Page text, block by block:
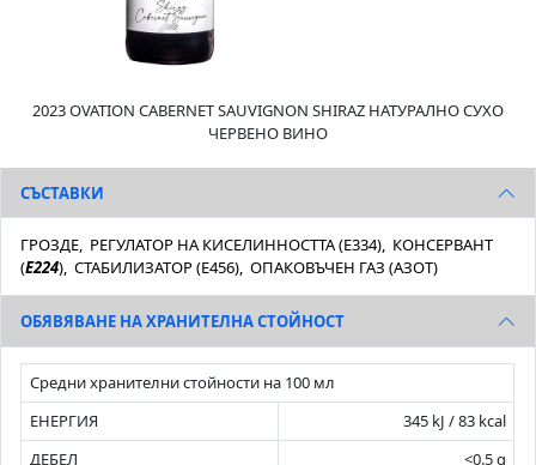
2023 OVATION CABERNET SAUVIGNON SHIRAZ НАТУРАЛНО СУХО
ЧЕРВЕНО ВИНО
СЪСТАВКИ
ГРОЗДЕ, РЕГУЛАТОР НА КИСЕЛИННОСТТА (E334), КОНСЕРВАНТ
(E224), СТАБИЛИЗАТОР (E456), ОПАКОВЪЧЕН ГАЗ (АЗОТ)
OБЯBЯBAHE HА ХРАНИТЕЛНА СТОЙНОСТ
Средни хранителни стойности на 100 мл
ЕНЕРГИЯ
345 kJ / 83 kcal
ДЕБЕЛ
<0.5 g